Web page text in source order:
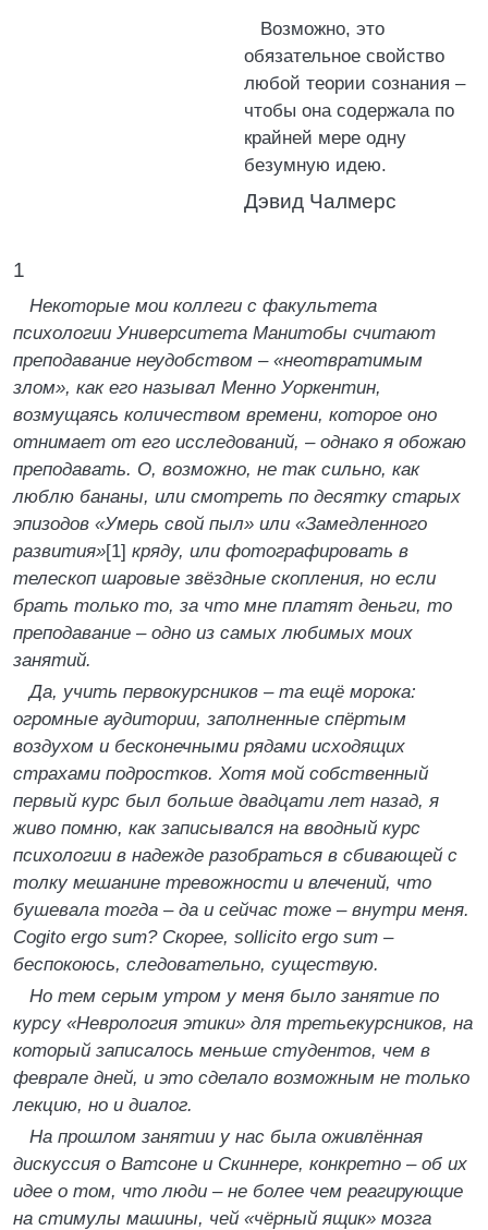
Возможно, это
обязательное свойство
любой теории сознания –
чтобы она содержала по
крайней мере одну
безумную идею.
Дэвид Чалмерс
1
Некоторые мои коллеги с факультета
психологии Университета Манитобы считают
преподавание неудобством – «неотвратимым
злом», как его называл Менно Уоркентин,
возмущаясь количеством времени, которое оно
отнимает от его исследований, – однако я обожаю
преподавать. О, возможно, не так сильно, как
люблю бананы, или смотреть по десятку старых
эпизодов «Умерь свой пыл» или «Замедленного
развития»[1] кряду, или фотографировать в
телескоп шаровые звёздные скопления, но если
брать только то, за что мне платят деньги, то
преподавание – одно из самых любимых моих
занятий.
Да, учить первокурсников – та ещё морока:
огромные аудитории, заполненные спёртым
воздухом и бесконечными рядами исходящих
страхами подростков. Хотя мой собственный
первый курс был больше двадцати лет назад, я
живо помню, как записывался на вводный курс
психологии в надежде разобраться в сбивающей с
толку мешанине тревожности и влечений, что
бушевала тогда – да и сейчас тоже – внутри меня.
Cogito ergo sum? Скорее, sollicito ergo sum –
беспокоюсь, следовательно, существую.
Но тем серым утром у меня было занятие по
курсу «Неврология этики» для третьекурсников, на
который записалось меньше студентов, чем в
феврале дней, и это сделало возможным не только
лекцию, но и диалог.
На прошлом занятии у нас была оживлённая
дискуссия о Ватсоне и Скиннере, конкретно – об их
идее о том, что люди – не более чем реагирующие
на стимулы машины, чей «чёрный ящик» мозга